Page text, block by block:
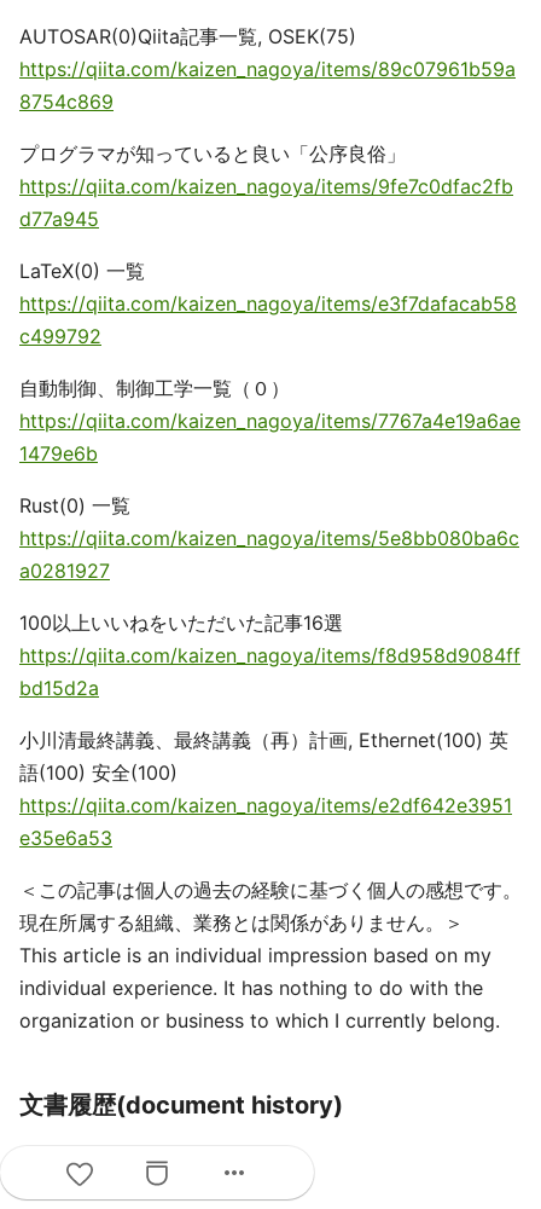
AUTOSAR(0)Qiita記事一覧, OSEK(75)
https://qiita.com/kaizen_nagoya/items/89c07961b59a
8754c869
プログラマが知っていると良い「公序良俗」
https://qiita.com/kaizen_nagoya/items/9fe7c0dfac2fb
d77a945
LaTeX(0) 一覧
https://qiita.com/kaizen_nagoya/items/e3f7dafacab58
c499792
自動制御、制御工学一覧（０）
https://qiita.com/kaizen_nagoya/items/7767a4e19a6ae
1479e6b
Rust(0) 一覧
https://qiita.com/kaizen_nagoya/items/5e8bb080ba6c
a0281927
100以上いいねをいただいた記事16選
https://qiita.com/kaizen_nagoya/items/f8d958d9084ff
bd15d2a
小川清最終講義、最終講義（再）計画, Ethernet(100) 英
語(100) 安全(100)
https://qiita.com/kaizen_nagoya/items/e2df642e3951
e35e6a53
＜この記事は個人の過去の経験に基づく個人の感想です。
現在所属する組織、業務とは関係がありません。＞
This article is an individual impression based on my
individual experience. It has nothing to do with the
organization or business to which I currently belong.
文書履歴(document history)
ver. 0.01 初稿 20230105more_horiz